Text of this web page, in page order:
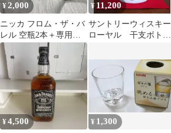
¥2,000
ニッカ フロム・ザ・バ
レル 空瓶2本＋専用ポ
ンプ2個
¥ 11,200
サントリーウィスキー
ローヤル 干支ボトル
¥4,500 ¥ 1,300